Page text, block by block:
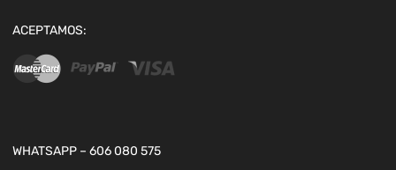
ACEPTAMOS:
WHATSAPP – 606 080 575